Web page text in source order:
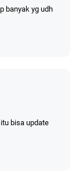
banyak yg udh
bisa update